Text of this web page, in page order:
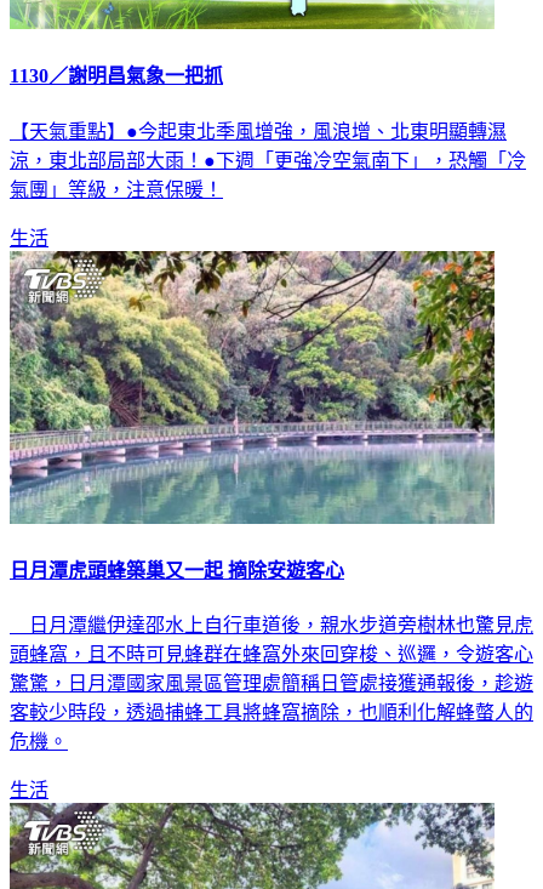
1130／謝明昌氣象一把抓
【天氣重點】●今起東北季風增強，風浪增、北東明顯轉濕
涼，東北部局部大雨！●下週「更強冷空氣南下」，恐觸「冷
氣團」等級，注意保暖！
生活
日月潭虎頭蜂築巢又一起 摘除安遊客心
日月潭繼伊達邵水上自行車道後，親水步道旁樹林也驚見虎
頭蜂窩，且不時可見蜂群在蜂窩外來回穿梭、巡邏，令遊客心
驚驚，日月潭國家風景區管理處簡稱日管處接獲通報後，趁遊
客較少時段，透過捕蜂工具將蜂窩摘除，也順利化解蜂螫人的
危機。
生活